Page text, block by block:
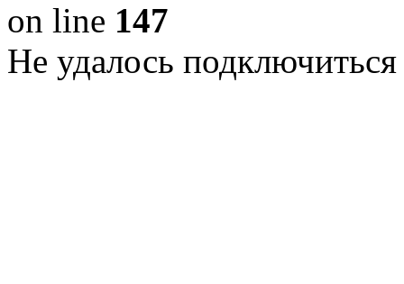
on line 147
Не удалось